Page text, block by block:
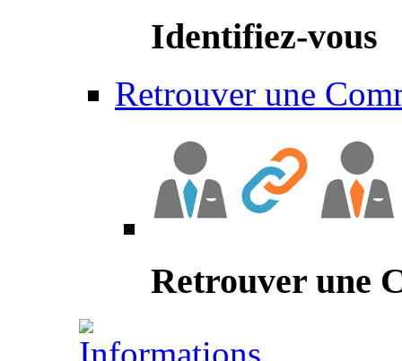
Identifiez-vous
Retrouver une
Retrouver une